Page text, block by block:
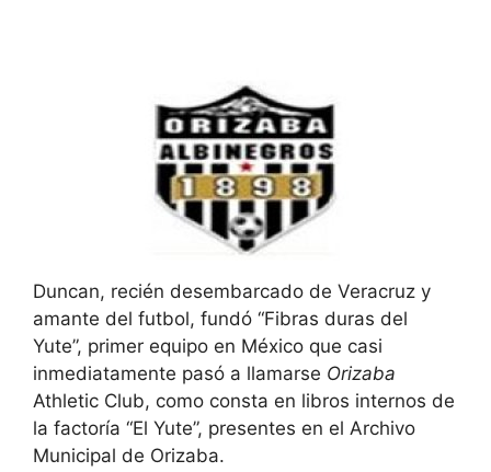
Duncan, recién desembarcado de Veracruz y
amante del futbol, fundó “Fibras duras del
Yute”, primer equipo en México que casi
inmediatamente pasó a llamarse Orizaba
Athletic Club, como consta en libros internos de
la factoría “El Yute”, presentes en el Archivo
Municipal de Orizaba.